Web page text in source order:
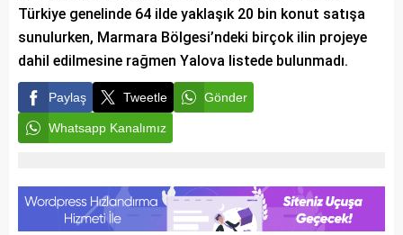
Türkiye genelinde 64 ilde yaklaşık 20 bin konut satışa
sunulurken, Marmara Bölgesi’ndeki birçok ilin projeye
dahil edilmesine rağmen Yalova listede bulunmadı.
Paylaş Tweetle Gönder
Whatsapp Kanalımız